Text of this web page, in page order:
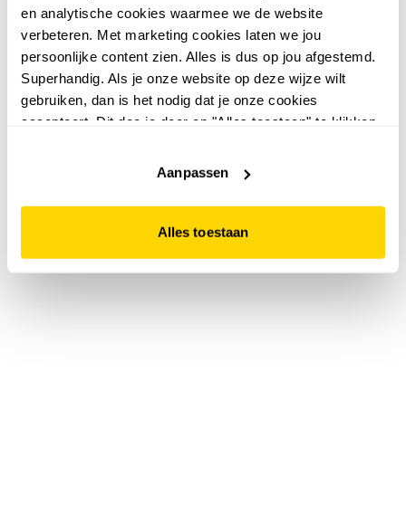
en analytische cookies waarmee we de website
verbeteren. Met marketing cookies laten we jou
persoonlijke content zien. Alles is dus op jou afgestemd.
Superhandig. Als je onze website op deze wijze wilt
gebruiken, dan is het nodig dat je onze cookies
accepteert. Dit doe je door op "Alles toestaan" te klikken.
website niet optimaal functioneert.
Aanpassen
Alles toestaan